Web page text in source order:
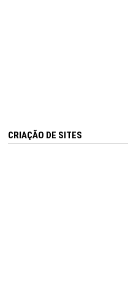
CRIAÇÃO DE SITES